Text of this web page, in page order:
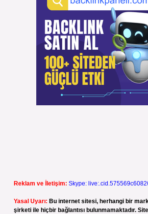
Reklam ve İletişim: Skype:
Yasal Uyarı: Bu internet sitesi, herhangi bir
şirketi ile hiçbir bağlantısı bulunmamaktadır.